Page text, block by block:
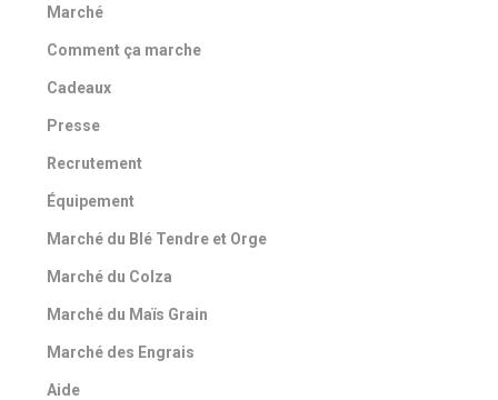
Marché
Comment ça marche
Cadeaux
Presse
Recrutement
Équipement
Marché du Blé Tendre et Orge
Marché du Colza
Marché du Maïs Grain
Marché des Engrais
Aide